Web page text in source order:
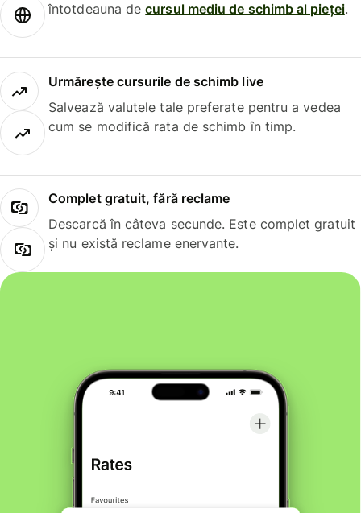
întotdeauna decursul mediu de schimb al pieței.
Urmărește cursurile de schimb live
Salvează valutele tale preferate pentru a vedea
cum se modifică rata de schimb în timp.
Complet gratuit, fără reclame
Descarcă în câteva secunde. Este complet gratuit
și nu există reclame enervante.